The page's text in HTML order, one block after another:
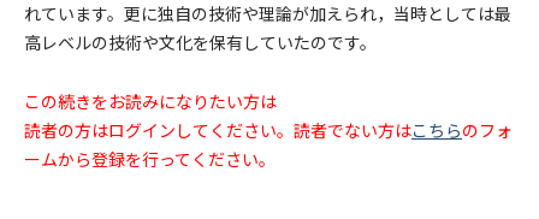
れています。更に独自の技術や理論が加えられ，当時としては最
高レベルの技術や文化を保有していたのです。
この続きをお読みになりたい方は
読者の方はログインしてください。読者でない方はこちらのフォ
ームから登録を行ってください。